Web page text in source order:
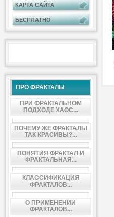
КАРТА САЙТА
БЕСПЛАТНО
ПРО ФРАКТАЛЫ
ПРИ ФРАКТАЛЬНОМ
ПОДХОДЕ ХАОС...
ПОЧЕМУ ЖЕ ФРАКТАЛЫ
ТАК КРАСИВЫ?...
ПОНЯТИЯ ФРАКТАЛ И
ФРАКТАЛЬНАЯ...
КЛАССИФИКАЦИЯ
ФРАКТАЛОВ...
О ПРИМЕНЕНИИ
ФРАКТАЛОВ...